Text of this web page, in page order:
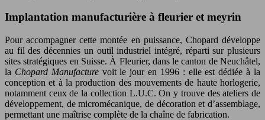
Implantation manufacturière à fleurier et meyrin
Pour accompagner cette montée en puissance, Chopard développe
au fil des décennies un outil industriel intégré, réparti sur plusieurs
sites stratégiques en Suisse. À Fleurier, dans le canton de Neuchâtel,
la Chopard Manufacturevoit le jour en 1996 : elle est dédiée à la
conception et à la production des mouvements de haute horlogerie,
notamment ceux de la collection L.U.C. On y trouve des ateliers de
développement, de micromécanique, de décoration et d’assemblage,
permettant une maîtrise complète de la chaîne de fabrication.